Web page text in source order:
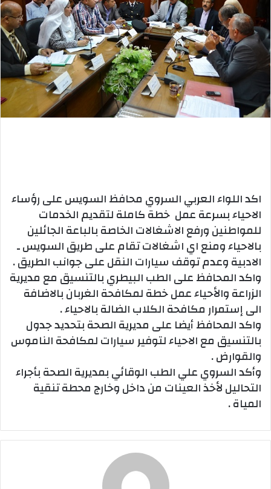
اكد اللواء العربي السروي محافظ السويس على رؤساء
الاحياء بسرعة عمل خطة كاملة لتقديم الخدمات
للمواطنين ورفع الاشغالات الخاصة بالباعة الجائلين
بالاحياء ومنع اي اشغالات تقام على طريق السويس ـ
الادبية وعدم توقف سيارات النقل على جوانب الطريق .
واكد المحافظ على الطب البيطري بالتنسيق مع مديرية
الزراعة والأحياء عمل خطة لمكافحة الغربان بالاضافة
الى إستمرار مكافحة الكلاب الضالة بالاحياء .
واكد المحافظ أيضا على مديرية الصحة بتحديد جدول
بالتنسيق مع الاحياء لتوفير سيارات لمكافحة الناموس
والقوارض .
وأكد السروي علي الطب الوقائي بمديرية الصحة بأجراء
التحاليل لأخذ العينات من داخل وخارج محطة تنقية
المياة .